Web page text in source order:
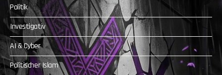
Politik
Investigativ
AI & Cyber
Politischer Islam